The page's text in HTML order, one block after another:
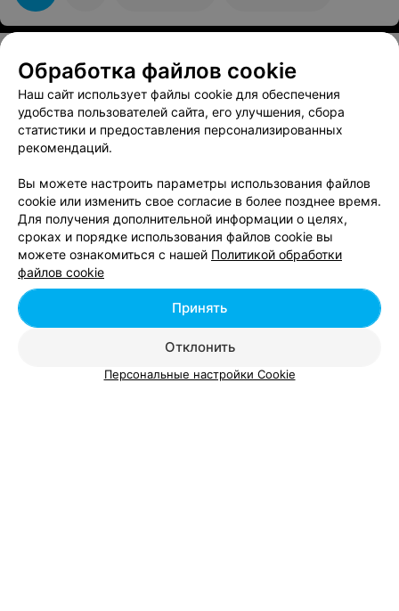
Смотрите также
Наращивание ногтей возле метро Спортивная в
Минске
Маникюр с гель-лаком возле метро Спортивная в
Минске
Маникюрные салоны у станции метро
Спортивная в Минске
Обработка файлов cookie
Наш сайт использует файлы cookie для обеспечения
удобства пользователей сайта, его улучшения, сбора
статистики и предоставления персонализированных
рекомендаций.
Вы можете настроить параметры использования файлов
cookie или изменить свое согласие в более позднее время.
Для получения дополнительной информации о целях,
сроках и порядке использования файлов cookie вы
можете ознакомиться с нашей Политикой обработки
файлов cookie
Отклонить
Принять
Персональные настройки Cookie